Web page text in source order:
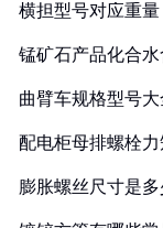
横担型号对应重量
锰矿石产品化合
曲臂车规格型号大
配电柜母排螺栓
膨胀螺丝尺寸是多